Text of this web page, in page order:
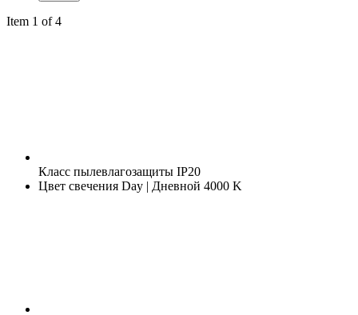
Item 1 of 4
Класс пылевлагозащиты IP20
Цвет свечения Day | Дневной 4000 K